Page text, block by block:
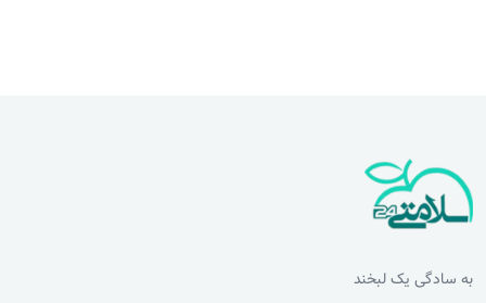
به سادگی یک لبخند